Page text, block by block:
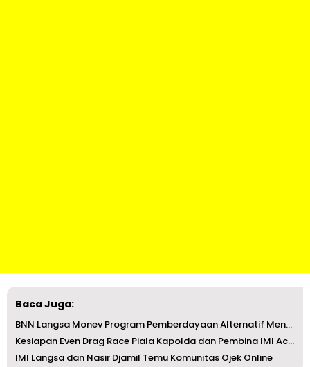
Baca Juga:
BNN Langsa Monev Program Pemberdayaan Alternatif Menekan ...
Kesiapan Even Drag Race Piala Kapolda dan Pembina IMI Ace...
IMI Langsa dan Nasir Djamil Temu Komunitas Ojek Online